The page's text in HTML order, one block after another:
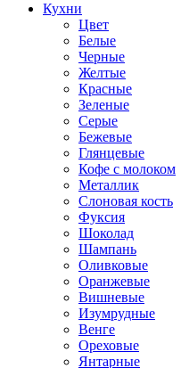
Кухни
Цвет
Белые
Черные
Желтые
Красные
Зеленые
Серые
Бежевые
Глянцевые
Кофе с молоком
Металлик
Слоновая кость
Фуксия
Шоколад
Шампань
Оливковые
Оранжевые
Вишневые
Изумрудные
Венге
Ореховые
Янтарные